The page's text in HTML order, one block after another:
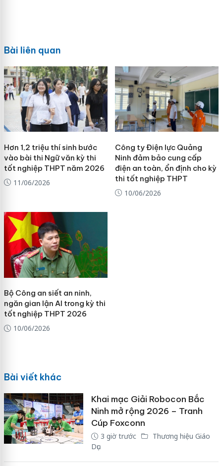
Bài liên quan
Hơn 1,2 triệu thí sinh bước
vào bài thi Ngữ văn kỳ thi
tốt nghiệp THPT năm 2026
11/06/2026
Công ty Điện lực Quảng
Ninh đảm bảo cung cấp
điện an toàn, ổn định cho kỳ
thi tốt nghiệp THPT
10/06/2026
Bộ Công an siết an ninh,
ngăn gian lận AI trong kỳ thi
tốt nghiệp THPT 2026
10/06/2026
Bài viết khác
Khai mạc Giải Robocon Bắc
Ninh mở rộng 2026 – Tranh
Cúp Foxconn
3 giờ trước
Thương hiệu Giáo
Dục